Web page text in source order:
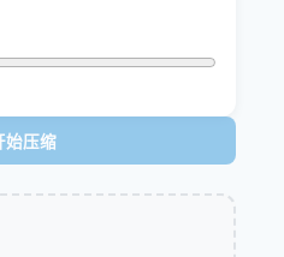
始压缩